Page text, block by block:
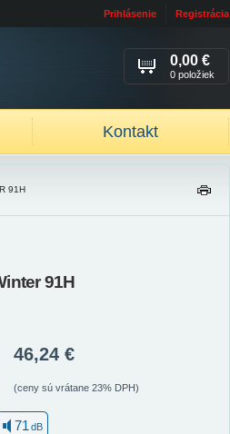
Prihlásenie Registrácia
Kontakt
0,00 €
0 položiek
91H
IŤ
91H
46,24 €
(ceny sú vrátane 23% DPH)
71dB